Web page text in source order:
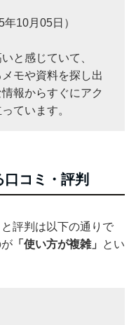
10月05日）
と感じていて、
モや資料を探し出
報からすぐにアク
ています。
コミ・評判
評判は以下の通りで
「使い方が複雑」
とい